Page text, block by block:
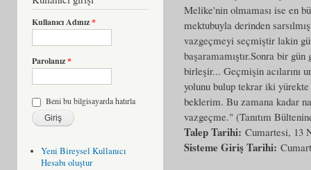
Kullanıcı Adınız*
Parolanız*
Beni bu bilgisayarda hatırla
Yeni Bireysel Kullanıcı
Hesabı oluştur
Melike'nin olmaması ise en
mektubuyla derinden
vazgeçmeyi seçmiştir lakin
başaramamıştır.Sonra bir
birleşir... Geçmişin acılarını
yolunu bulup tekrar iki
beklerim. Bu zamana kadar
vazgeçme." (Tanıtım
Talep Tarihi: Cumartesi, 13
Sisteme Giriş Tarihi: